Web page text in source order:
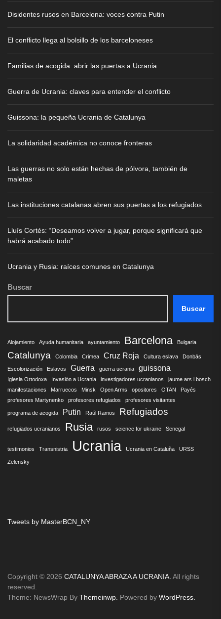
Disidentes rusos en Barcelona: voces contra Putin
El conflicto llega al bolsillo de los barceloneses
Familias de acogida: abrir las puertas a Ucrania
Guerra de Ucrania: claves para entender el conflicto
Guissona: la pequeña Ucrania de Catalunya
La solidaridad académica no conoce fronteras
Las guerras no solo están hechas de pólvora, también de
maletas
Las instituciones catalanas abren sus puertas a los refugiados
Lluís Cortés: “Deseamos volver a jugar, porque significará que
habrá acabado todo”
Ucrania y Rusia: raíces comunes en Catalunya
Buscar
Buscar
Alojamiento Ayuda humanitaria ayuntamiento Barcelona Bulgaria
Catalunya Colombia Crimea Cruz Roja Cultura eslava Donbás
Escolorización Eslavos Guerra guerra ucrania guissona
Iglesia Ortodoxa Invasión a Ucrania investigadores ucranianos
jaume ars i bosch
manifestaciones
Marruecos Minsk Open Arms opositores OTAN
Payés
profesores Martynenko
profesores refugiados profesores visitantes
programa de acogida Putin Raúl Ramos Refugiados
refugiados ucranianos Rusia rusos science for ukraine Senegal
testimonios Transnistria Ucrania Ucrania en Cataluña URSS
Zelensky
Tweets by MasterBCN_NY
Copyright © 2026 CATALUNYA ABRAZA A UCRANIA. All rights
reserved.
Theme: NewsWrap By Themeinwp. Powered by WordPress.